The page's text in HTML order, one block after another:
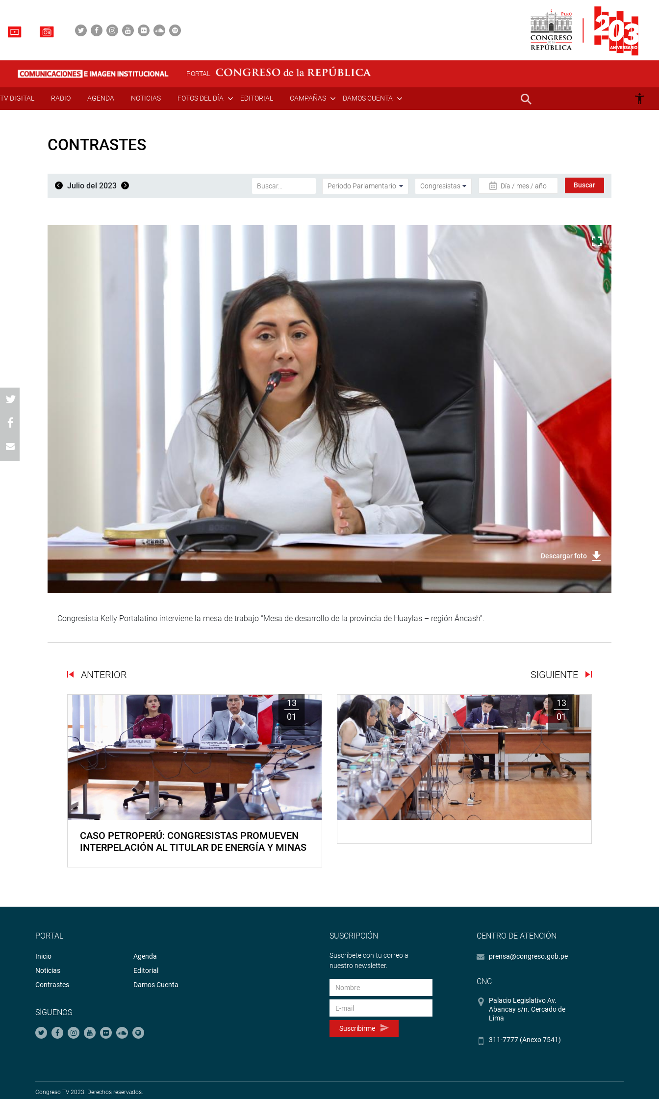
PORTAL
TV DIGITAL RADIO AGENDA NOTICIAS FOTOS DEL DÍA EDITORIAL CAMPAÑAS DAMOS CUENTA
CONTRASTES
Julio del 2023 Día / mes / año
Descargar foto
Congresista Kelly Portalatino interviene la mesa de trabajo “Mesa de desarrollo de la provincia de Huaylas – región Áncash”.
ANTERIOR SIGUIENTE
13
01
CASO PETROPERÚ: CONGRESISTAS PROMUEVEN
INTERPELACIÓN AL TITULAR DE ENERGÍA Y MINAS
13
01
PORTAL
Inicio
Noticias
Contrastes
Agenda
Editorial
Damos Cuenta
SÍGUENOS
SUSCRIPCIÓN
Suscríbete con tu correo a
nuestro newsletter.
Suscribirme
CENTRO DE ATENCIÓN
prensa@congreso.gob.pe
CNC
Palacio Legislativo Av.
Abancay s/n. Cercado de
Lima
311-7777 (Anexo 7541)
Congreso TV 2023. Derechos reservados.